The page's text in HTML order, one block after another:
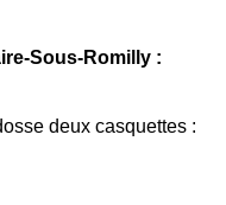
Sous-Romilly :
deux casquettes :